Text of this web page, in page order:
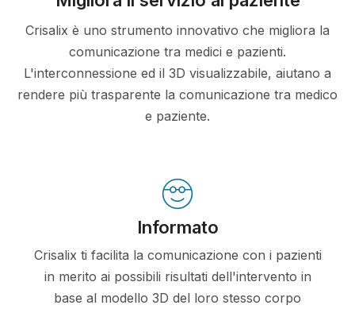
Crisalix è uno strumento innovativo che migliora la
comunicazione tra medici e pazienti.
L'interconnessione ed il 3D visualizzabile, aiutano a
rendere più trasparente la comunicazione tra medico
e paziente.
Informato
Crisalix ti facilita la comunicazione con i pazienti
in merito ai possibili risultati dell'intervento in
base al modello 3D del loro stesso corpo